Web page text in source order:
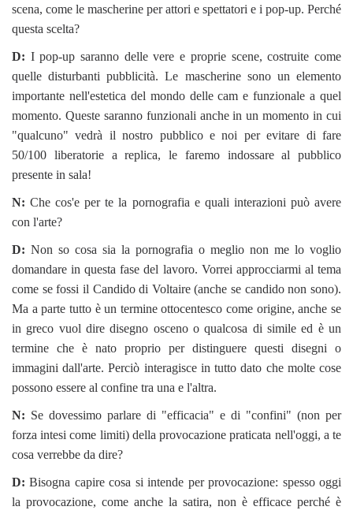
scena, come le mascherine per attori e spettatori e i pop-up. Perché
questa scelta?
D: I pop-up saranno delle vere e proprie scene, costruite come
quelle disturbanti pubblicità. Le mascherine sono un elemento
importante nell'estetica del mondo delle cam e funzionale a quel
momento. Queste saranno funzionali anche in un momento in cui
"qualcuno" vedrà il nostro pubblico e noi per evitare di fare
50/100 liberatorie a replica, le faremo indossare al pubblico
presente in sala!
N:Che cos'e per te la pornografia e quali interazioni può avere
con l'arte?
D: Non so cosa sia la pornografia o meglio non me lo voglio
domandare in questa fase del lavoro. Vorrei approcciarmi al tema
come se fossi il Candido di Voltaire (anche se candido non sono).
Ma a parte tutto è un termine ottocentesco come origine, anche se
in greco vuol dire disegno osceno o qualcosa di simile ed è un
termine che è nato proprio per distinguere questi disegni o
immagini dall'arte. Perciò interagisce in tutto dato che molte cose
possono essere al confine tra una e l'altra.
N: Se dovessimo parlare di "efficacia" e di "confini" (non per
forza intesi come limiti) della provocazione praticata nell'oggi, a te
cosa verrebbe da dire?
D: Bisogna capire cosa si intende per provocazione: spesso oggi
la provocazione, come anche la satira, non è efficace perché è